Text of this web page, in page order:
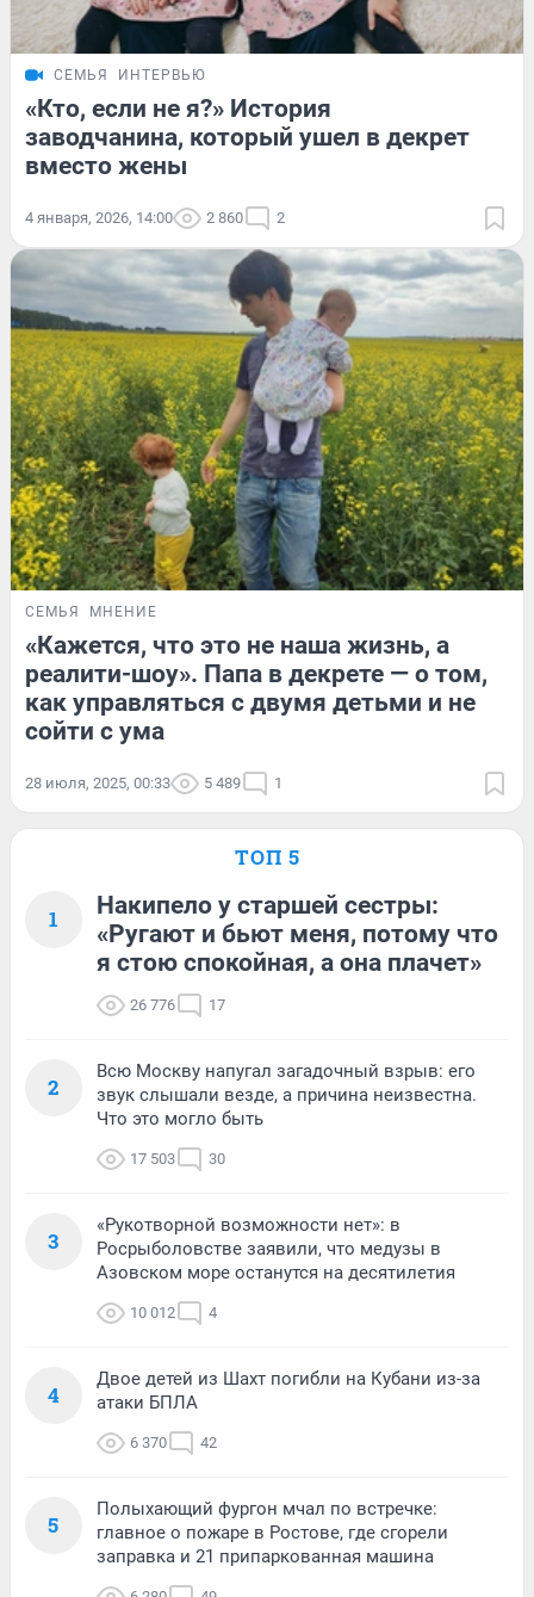
СЕМЬЯ ИНТЕРВЬЮ
«Кто, если не я?» История
заводчанина, который ушел в декрет
вместо жены
4 января, 2026, 14:00 2 860 2
СЕМЬЯ МНЕНИЕ
«Кажется, что это не наша жизнь, а
реалити-шоу». Папа в декрете — о том,
как управляться с двумя детьми и не
сойти с ума
28 июля, 2025, 00:33 5 489 1
ТОП 5
1
Накипело у старшей сестры:
«Ругают и бьют меня, потому что
я стою спокойная, а она плачет»
26 776 17
2
Всю Москву напугал загадочный взрыв: его
звук слышали везде, а причина неизвестна.
Что это могло быть
17 503 30
3
«Рукотворной возможности нет»: в
Росрыболовстве заявили, что медузы в
Азовском море останутся на десятилетия
10 012 4
4
Двое детей из Шахт погибли на Кубани из-за
атаки БПЛА
6 370 42
5
Полыхающий фургон мчал по встречке:
главное о пожаре в Ростове, где сгорели
заправка и 21 припаркованная машина